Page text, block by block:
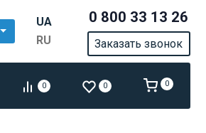
UA
RU
0 800 33 13 26
Заказать звонок
0 0 0